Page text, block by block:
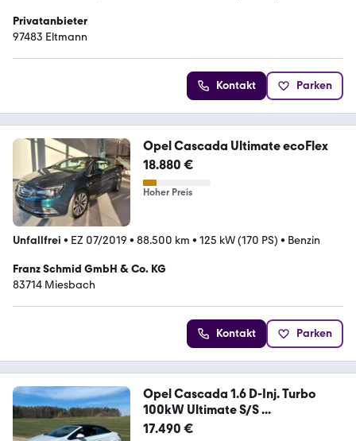
Privatanbieter
97483 Eltmann
Kontakt Parken
Opel Cascada Ultimate ecoFlex
18.880 €
Hoher Preis
Unfallfrei • EZ 07/2019 • 88.500 km • 125 kW (170 PS) • Benzin
Franz Schmid GmbH & Co. KG
83714 Miesbach
Kontakt Parken
Opel Cascada 1.6 D-Inj. Turbo
100kW Ultimate S/S ...
17.490 €